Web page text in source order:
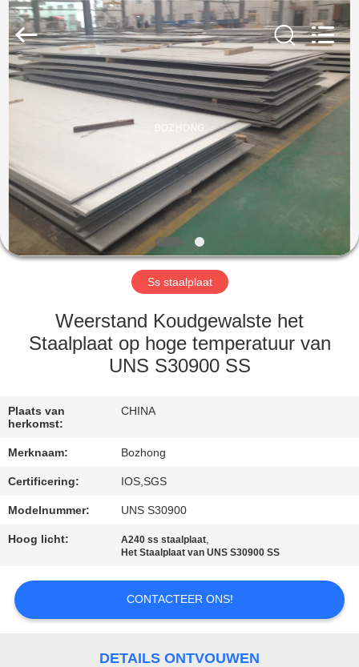
HUIS
PRODUCTEN
ONGEVEER
ONS
FABRIEKSREIS
KWALITEITSCONTROLE
CONTACTEER
EEN
CITAAT
PRIVACY
Metal
Group
Co.,
Ltd..
Rights
Reserved.
Ss staalplaat
Weerstand Koudgewalste het
Staalplaat op hoge temperatuur van
UNS S30900 SS
Plaats van
herkomst:
CHINA
Merknaam: Bozhong
Certificering: IOS,SGS
Modelnummer: UNS S30900
Hoog licht: A240 ss staalplaat,
Het Staalplaat van UNS S30900 SS
CONTACTEER ONS!
DETAILS ONTVOUWEN